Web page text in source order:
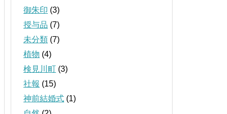
御朱印 (3)
授与品 (7)
未分類 (7)
植物 (4)
検見川町 (3)
社報 (15)
神前結婚式 (1)